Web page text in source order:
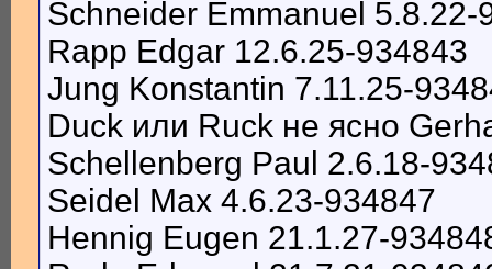
Schneider Emmanuel 5.8.22-
Rapp Edgar 12.6.25-934843
Jung Konstantin 7.11.25-
Duck или Ruck не ясно
Schellenberg Paul 2.6.18-
Seidel Max 4.6.23-934847
Hennig Eugen 21.1.27-